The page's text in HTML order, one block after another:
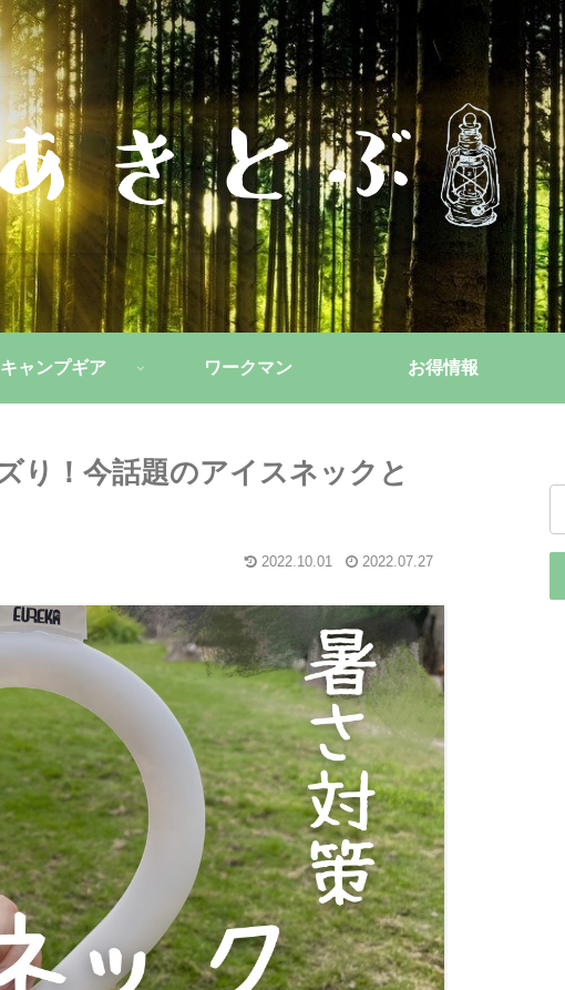
キャンプギア ワークマン お得情報
り！今話題のアイスネックと
2022.10.01 2022.07.27